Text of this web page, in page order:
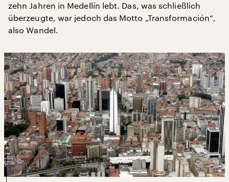
zehn Jahren in Medellín lebt. Das, was schließlich
überzeugte, war jedoch das Motto „Transformación“,
also Wandel.